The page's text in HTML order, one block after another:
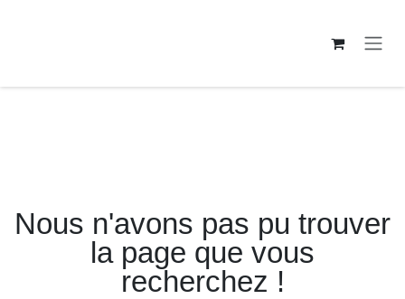
Erreur 404
Nous n'avons pas pu trouver
la page que vous
recherchez !